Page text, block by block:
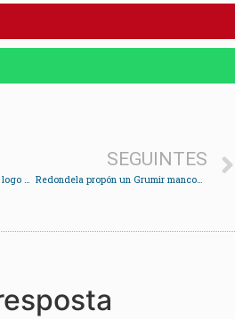
Núñez Feijoo visita Redondela logo de saír ileso dun accidente de tráfico
SEGUINTES
Redondela propón un Grumir mancomunado que atenda as emerxencias en cinco concellos